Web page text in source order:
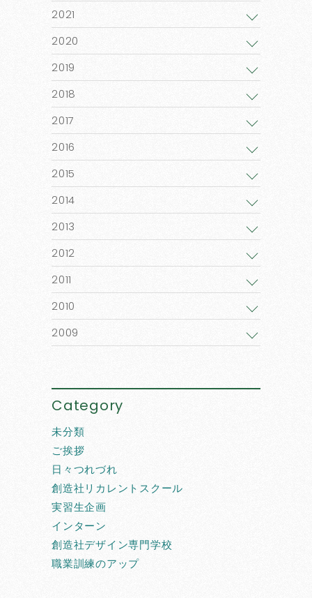
2021
2020
2019
2018
2017
2016
2015
2014
2013
2012
2011
2010
2009
Category
未分類
ご挨拶
日々つれづれ
創造社リカレントスクール
実習生企画
インターン
創造社デザイン専門学校
職業訓練のアップ